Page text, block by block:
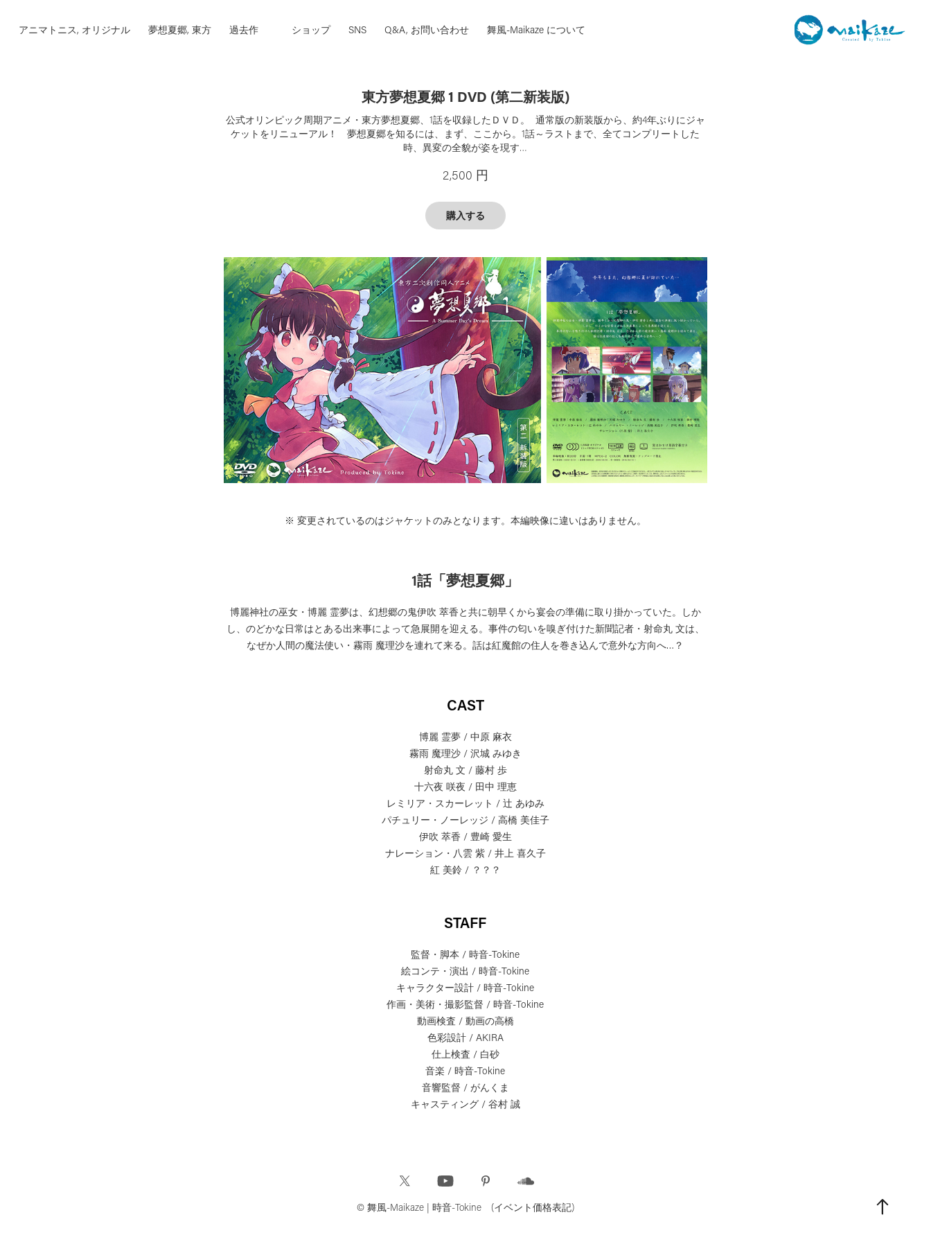
アニマトニス, オリジナル 夢想夏郷, 東方 過去作 ショップ SNS Q&A, お問い合わせ 舞風-Maikaze について
東方夢想夏郷 1 DVD (第二新装版)
公式オリンピック周期アニメ・東方夢想夏郷、1話を収録したＤＶＤ。 通常版の新装版から、約4年ぶりにジャ
ケットをリニューアル！ 夢想夏郷を知るには、まず、ここから。1話～ラストまで、全てコンプリートした
時、異変の全貌が姿を現す…
2,500 円
購入する
※ 変更されているのはジャケットのみとなります。本編映像に違いはありません。
1話「夢想夏郷」
博麗神社の巫女・博麗 霊夢は、幻想郷の鬼伊吹 萃香と共に朝早くから宴会の準備に取り掛かっていた。しか
し、のどかな日常はとある出来事によって急展開を迎える。事件の匂いを嗅ぎ付けた新聞記者・射命丸 文は、
なぜか人間の魔法使い・霧雨 魔理沙を連れて来る。話は紅魔館の住人を巻き込んで意外な方向へ…？
CAST
博麗 霊夢 / 中原 麻衣
霧雨 魔理沙 / 沢城 みゆき
射命丸 文 / 藤村 歩
十六夜 咲夜 / 田中 理恵
レミリア・スカーレット / 辻 あゆみ
パチュリー・ノーレッジ / 高橋 美佳子
伊吹 萃香 / 豊崎 愛生
ナレーション・八雲 紫 / 井上 喜久子
紅 美鈴 / ？？？
STAFF
監督・脚本 / 時音-Tokine
絵コンテ・演出 / 時音-Tokine
キャラクター設計 / 時音-Tokine
作画・美術・撮影監督 / 時音-Tokine
動画検査 / 動画の高橋
色彩設計 / AKIRA
仕上検査 / 白砂
音楽 / 時音-Tokine
音響監督 / がんくま
キャスティング / 谷村 誠
© 舞風-Maikaze | 時音-Tokine (イベント価格表記)